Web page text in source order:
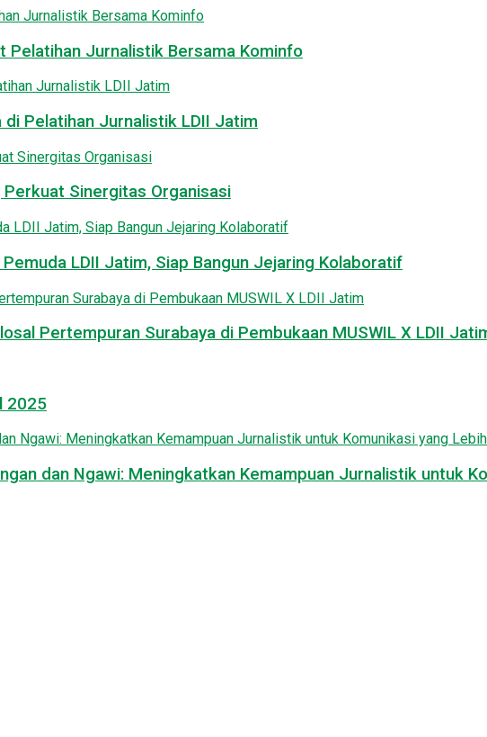
Pelatihan Jurnalistik Bersama Kominfo
Pelatihan Jurnalistik LDII Jatim
Perkuat Sinergitas Organisasi
LDII Jatim, Siap Bangun Jejaring Kolaboratif
Pertempuran Surabaya di Pembukaan MUSWIL X LDII
2025
dan Ngawi: Meningkatkan Kemampuan Jurnalistik untuk